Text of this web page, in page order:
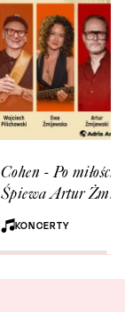
Cohen - Po miłości
Śpiewa Artur
KONCERTY